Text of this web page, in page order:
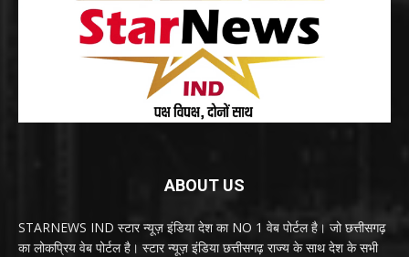
ABOUT US
STARNEWS IND स्टार न्यूज़ इंडिया देश का NO 1 वेब पोर्टल है। जो छत्तीसगढ़
का लोकप्रिय वेब पोर्टल है। स्टार न्यूज़ इंडिया छत्तीसगढ़ राज्य के साथ देश के सभी